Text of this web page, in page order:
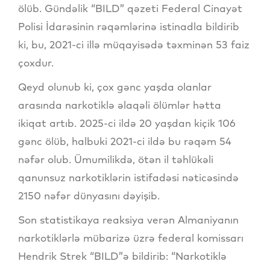
ölüb. Gündəlik “BILD” qəzeti Federal Cinayət
Polisi İdarəsinin rəqəmlərinə istinadla bildirib
ki, bu, 2021-ci illə müqayisədə təxminən 53 faiz
çoxdur.
Qeyd olunub ki, çox gənc yaşda olanlar
arasında narkotiklə əlaqəli ölümlər hətta
ikiqat artıb. 2025-ci ildə 20 yaşdan kiçik 106
gənc ölüb, halbuki 2021-ci ildə bu rəqəm 54
nəfər olub. Ümumilikdə, ötən il təhlükəli
qanunsuz narkotiklərin istifadəsi nəticəsində
2150 nəfər dünyasını dəyişib.
Son statistikaya reaksiya verən Almaniyanın
narkotiklərlə mübarizə üzrə federal komissarı
Hendrik Strek “BILD”ə bildirib: “Narkotiklə